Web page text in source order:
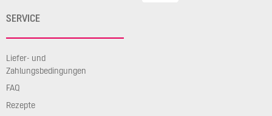
SERVICE
Liefer- und
Zahlungsbedingungen
FAQ
Rezepte